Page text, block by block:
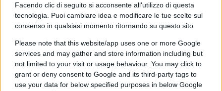
Facendo clic di seguito si acconsente all'utilizzo di questa
tecnologia. Puoi cambiare idea e modificare le tue scelte sul
consenso in qualsiasi momento ritornando su questo sito
Please note that this website/app uses one or more Google
services and may gather and store information including but
not limited to your visit or usage behaviour. You may click to
grant or deny consent to Google and its third-party tags to
use your data for below specified purposes in below Google
dettagliate le prossime consegne di armi da parte
della Nato all’Ucraina, ma anche i i piani strategici
e lo stato di truppe e battaglioni. “Siamo a